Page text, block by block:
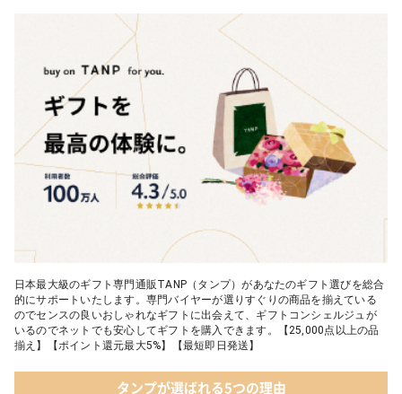
日本最大級のギフト専門通販TANP（タンプ）があなたのギフト選びを総合
的にサポートいたします。専門バイヤーが選りすぐりの商品を揃えている
のでセンスの良いおしゃれなギフトに出会えて、ギフトコンシェルジュが
いるのでネットでも安心してギフトを購入できます。【25,000点以上の品
揃え】【ポイント還元最大5%】【最短即日発送】
タンプが選ばれる5つの理由